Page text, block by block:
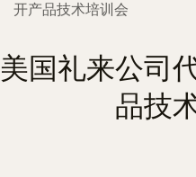
开产品技术培训会
美国礼来公司
品技